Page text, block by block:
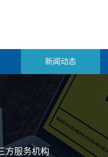
新闻动态
方服务机构